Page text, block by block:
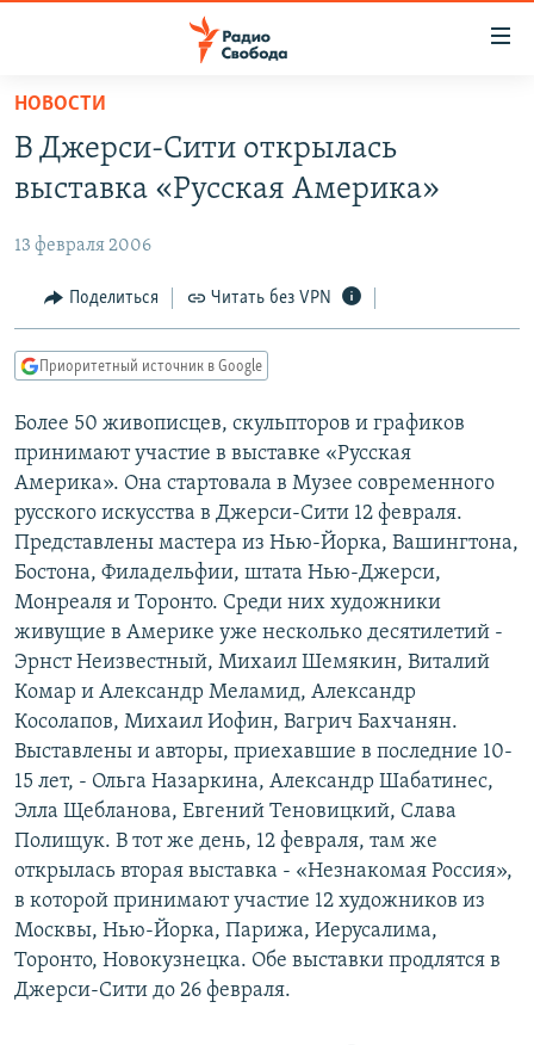
упрощенного
доступа
основному
Вернутся
главной
навигации
Вернутся
поиску
ПОДКАСТЫ
АВТОРСКИЕ ПРОЕКТЫ
ЦИТАТЫ СВОБОДЫ
МНЕНИЯ
IDEL.РЕАЛИИ
КАВКАЗ.РЕАЛИИ
СЕВЕР.РЕАЛИИ
СИБИРЬ.РЕАЛИИ
РАСПИСАНИЕ ВЕЩАНИЯ
ПОДПИШИТЕСЬ НА РАССЫЛКУ
СОЦИАЛЬНЫЕ СЕТИ
Все сайты РСЕ/РС
НОВОСТИ
В Джерси-Сити открылась
выставка «Русская Америка»
13 февраля 2006
Поделиться Читать без VPN
Приоритетный источник в Google
Более 50 живописцев, скульпторов и графиков
принимают участие в выставке «Русская
Америка». Она стартовала в Музее современного
русского искусства в Джерси-Сити 12 февраля.
Представлены мастера из Нью-Йорка, Вашингтона,
Бостона, Филадельфии, штата Нью-Джерси,
Монреаля и Торонто. Среди них художники
живущие в Америке уже несколько десятилетий -
Эрнст Неизвестный, Михаил Шемякин, Виталий
Комар и Александр Меламид, Александр
Косолапов, Михаил Иофин, Вагрич Бахчанян.
Выставлены и авторы, приехавшие в последние 10-
15 лет, - Ольга Назаркина, Александр Шабатинес,
Элла Щебланова, Евгений Теновицкий, Слава
Полищук. В тот же день, 12 февраля, там же
открылась вторая выставка - «Незнакомая Россия»,
в которой принимают участие 12 художников из
Москвы, Нью-Йорка, Парижа, Иерусалима,
Торонто, Новокузнецка. Обе выставки продлятся в
Джерси-Сити до 26 февраля.